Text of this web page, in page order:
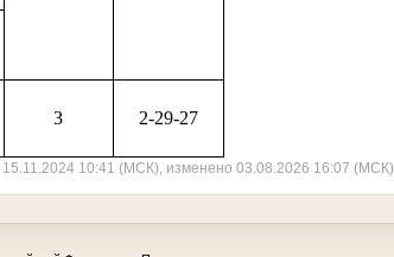
3 2-29-27
15.11.2024 10:41 (МСК), изменено 03.08.2026 16:07 (МСК)